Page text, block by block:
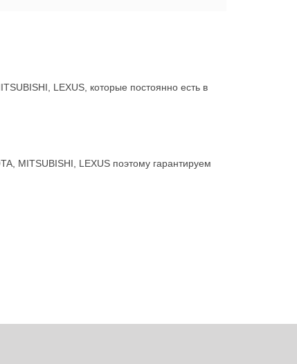
LEXUS, которые постоянно есть в
MITSUBISHI, LEXUS поэтому гарантируем